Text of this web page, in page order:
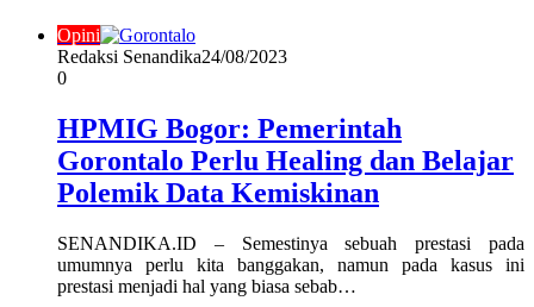
Opini
Redaksi Senandika24/08/2023
0
HPMIG Bogor: Pemerintah
Gorontalo Perlu Healing dan Belajar
Polemik Data Kemiskinan
SENANDIKA.ID – Semestinya sebuah prestasi pada
umumnya perlu kita banggakan, namun pada kasus ini
prestasi menjadi hal yang biasa sebab…